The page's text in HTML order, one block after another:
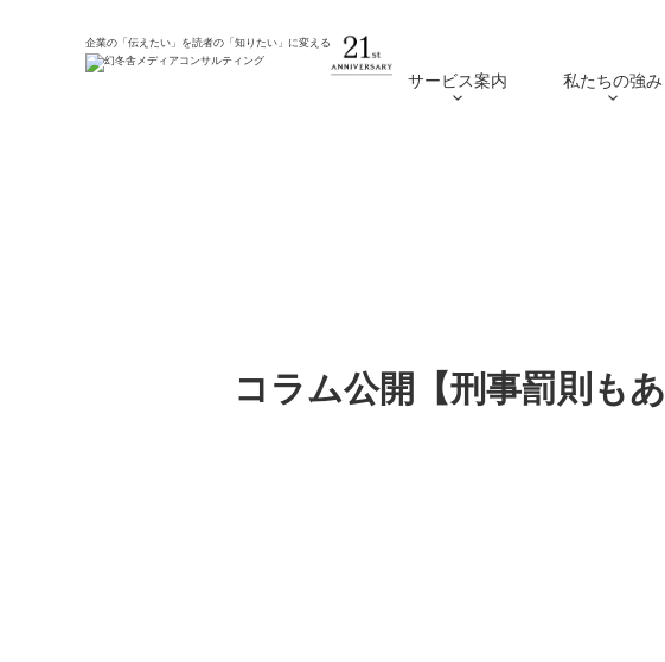
企業の「伝えたい」を読者の「知りたい」に変える
サービス案内 私たちの強み
コラム公開【刑事罰則も